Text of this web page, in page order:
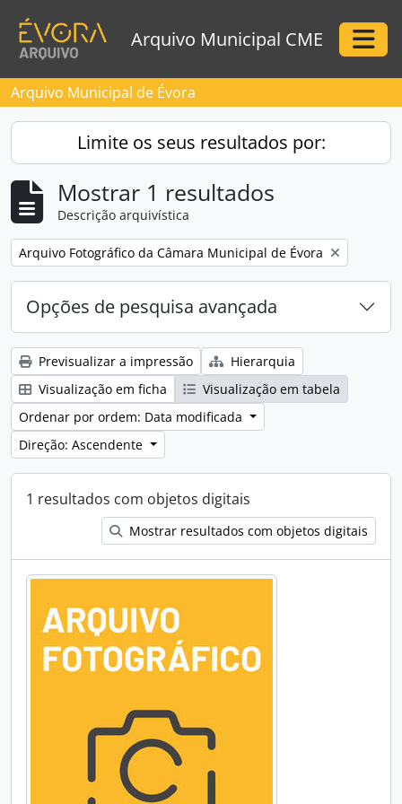
Arquivo Municipal CME
Arquivo Municipal de Évora
Limite os seus resultados por:
Mostrar 1 resultados
Descrição arquivística
Remove filter:
Arquivo Fotográfico da Câmara Municipal de Évora
Opções de pesquisa avançada
Previsualizar a impressão
Hierarquia
Visualização em ficha
Visualização em tabela
Ordenar por ordem: Data modificada
Direção: Ascendente
1 resultados com objetos digitais
Mostrar resultados com objetos digitais